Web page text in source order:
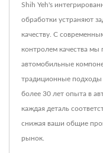
Shih Yeh's
обработки устраняют
качеству. С
контролем качества мы
автомобильные
традиционные
более 30 лет опыта в
каждая деталь
снижая ваши общие
рынок.